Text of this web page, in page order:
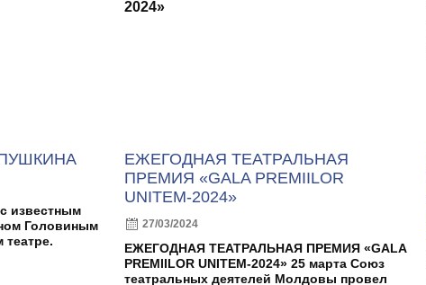
известным
Головиным
театре.
ЕЖЕГОДНАЯ ТЕАТРАЛЬНАЯ
ПРЕМИЯ «GALA PREMIILOR
UNITEM-2024»
27/03/2024
ЕЖЕГОДНАЯ ТЕАТРАЛЬНАЯ ПРЕМИЯ «GALA
PREMIILOR UNITEM-2024» 25 марта Союз
театральных деятелей Молдовы провел